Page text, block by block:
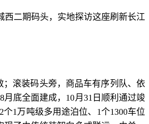
西二期码头，实地探访这座刷新长江
滚装码头旁，商品车有序列队、依
底全面建成，10月31日顺利通过竣
1万吨级多用途泊位、1个1300车位